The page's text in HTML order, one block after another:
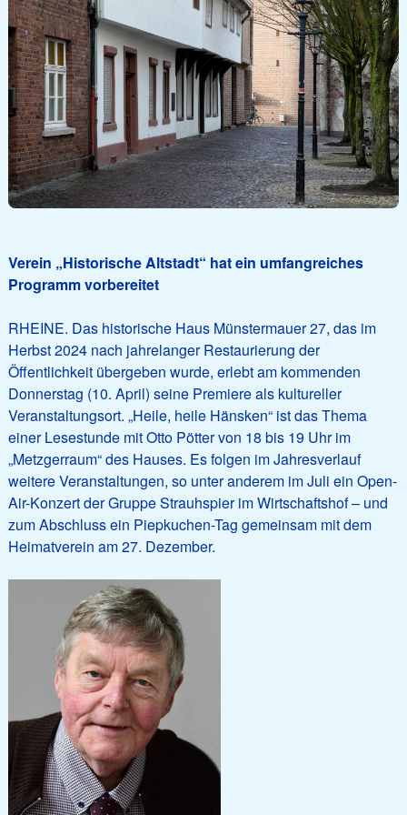
Verein „Historische Altstadt“ hat ein umfangreiches
Programm vorbereitet
RHEINE. Das historische Haus Münstermauer 27, das im
Herbst 2024 nach jahrelanger Restaurierung der
Öffentlichkeit übergeben wurde, erlebt am kommenden
Donnerstag (10. April) seine Premiere als kultureller
Veranstaltungsort. „Heile, heile Hänsken“ ist das Thema
einer Lesestunde mit Otto Pötter von 18 bis 19 Uhr im
„Metzgerraum“ des Hauses. Es folgen im Jahresverlauf
weitere Veranstaltungen, so unter anderem im Juli ein Open-
Air-Konzert der Gruppe Strauhspier im Wirtschaftshof – und
zum Abschluss ein Piepkuchen-Tag gemeinsam mit dem
Heimatverein am 27. Dezember.